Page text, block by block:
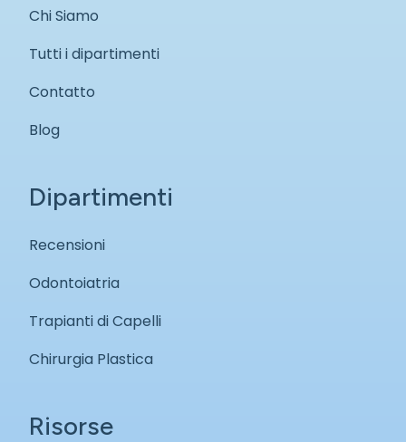
Chi Siamo
Tutti i dipartimenti
Contatto
Blog
Dipartimenti
Recensioni
Odontoiatria
Trapianti di Capelli
Chirurgia Plastica
Risorse